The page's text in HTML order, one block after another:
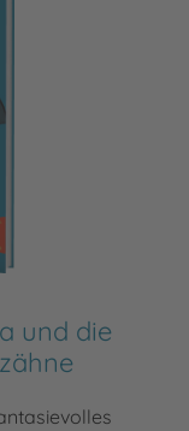
und die